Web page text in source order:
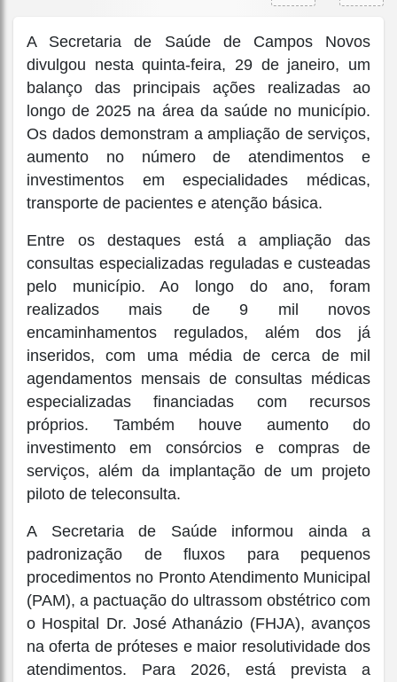
A Secretaria de Saúde de Campos Novos
divulgou nesta quinta-feira, 29 de janeiro, um
balanço das principais ações realizadas ao
longo de 2025 na área da saúde no município.
Os dados demonstram a ampliação de serviços,
aumento no número de atendimentos e
investimentos em especialidades médicas,
transporte de pacientes e atenção básica.
Entre os destaques está a ampliação das
consultas especializadas reguladas e custeadas
pelo município. Ao longo do ano, foram
realizados mais de 9 mil novos
encaminhamentos regulados, além dos já
inseridos, com uma média de cerca de mil
agendamentos mensais de consultas médicas
especializadas financiadas com recursos
próprios. Também houve aumento do
investimento em consórcios e compras de
serviços, além da implantação de um projeto
piloto de teleconsulta.
A Secretaria de Saúde informou ainda a
padronização de fluxos para pequenos
procedimentos no Pronto Atendimento Municipal
(PAM), a pactuação do ultrassom obstétrico com
o Hospital Dr. José Athanázio (FHJA), avanços
na oferta de próteses e maior resolutividade dos
atendimentos. Para 2026, está prevista a